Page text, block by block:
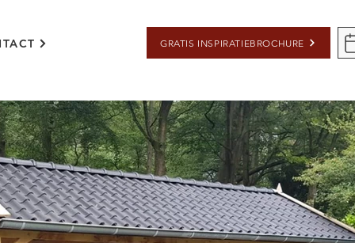
GRATIS INSPIRATIEBROCHURE